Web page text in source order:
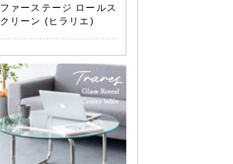
ファーステージ ロールス
クリーン (ヒラリエ)